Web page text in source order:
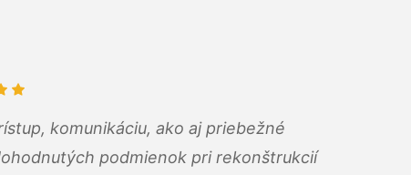
komunikáciu, ako aj priebežné
podmienok pri rekonštrukcií